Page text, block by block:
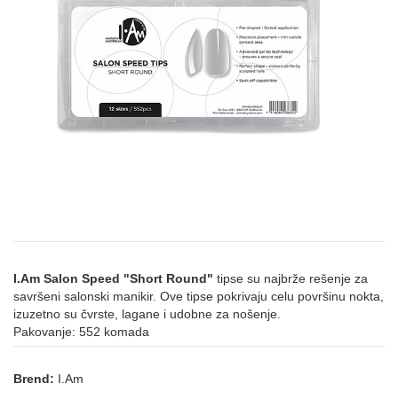
I.Am Salon Speed "Short Round" tipse su najbrže rešenje za
savršeni salonski manikir. Ove tipse pokrivaju celu površinu nokta,
izuzetno su čvrste, lagane i udobne za nošenje.
Pakovanje: 552 komada
Brend: I.Am